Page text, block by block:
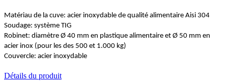
Matériau de la cuve: acier inoxydable de qualité alimentaire Aisi 304
Soudage: système TIG
Robinet: diamètre Ø 40 mm en plastique alimentaire et Ø 50 mm en
acier inox (pour les des 500 et 1.000 kg)
Couvercle: acier inoxydable
Détails du produit